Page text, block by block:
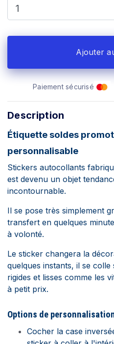
Ajouter
Paiement sécurisé
Description
Étiquette soldes
personnalisable
Stickers autocollants
est devenu un objet
incontournable.
Il se pose très simplement
transfert en quelques
à volonté.
Le sticker changera la
quelques instants, il se
rigides et lisses comme les
à petit prix.
Options de
Cocher la case